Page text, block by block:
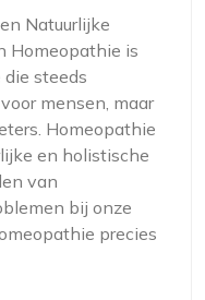
Natuurlijke
Homeopathie is
steeds
mensen, maar
Homeopathie
en holistische
van
bij onze
precies